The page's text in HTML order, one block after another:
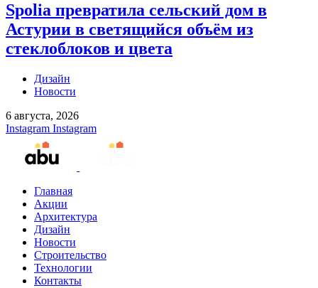
Spolia превратила сельский дом в
Астурии в светящийся объём из
стеклоблоков и цвета
Дизайн
Новости
6 августа, 2026
Instagram Instagram
Главная
Акции
Архитектура
Дизайн
Новости
Строительство
Технологии
Контакты